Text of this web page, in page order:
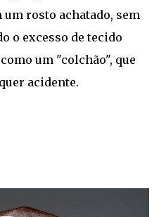
rosto achatado, sem
o excesso de tecido
um "colchão", que
acidente.